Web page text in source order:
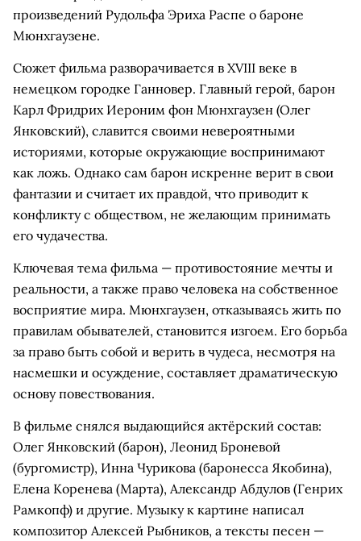
произведений Рудольфа Эриха Распе о бароне
Мюнхгаузене.
Сюжет фильма разворачивается в XVIII веке в
немецком городке Ганновер. Главный герой, барон
Карл Фридрих Иероним фон Мюнхгаузен (Олег
Янковский), славится своими невероятными
историями, которые окружающие воспринимают
как ложь. Однако сам барон искренне верит в свои
фантазии и считает их правдой, что приводит к
конфликту с обществом, не желающим принимать
его чудачества.
Ключевая тема фильма — противостояние мечты и
реальности, а также право человека на собственное
восприятие мира. Мюнхгаузен, отказываясь жить по
правилам обывателей, становится изгоем. Его борьба
за право быть собой и верить в чудеса, несмотря на
насмешки и осуждение, составляет драматическую
основу повествования.
В фильме снялся выдающийся актёрский состав:
Олег Янковский (барон), Леонид Броневой
(бургомистр), Инна Чурикова (баронесса Якобина),
Елена Коренева (Марта), Александр Абдулов (Генрих
Рамкопф) и другие. Музыку к картине написал
композитор Алексей Рыбников, а тексты песен —